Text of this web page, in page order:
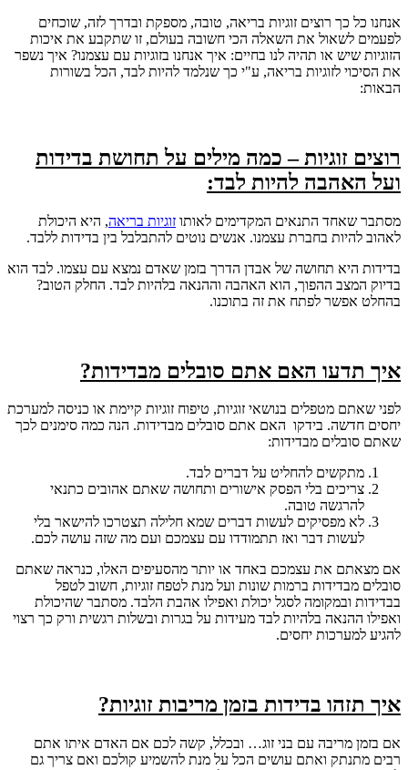
אנחנו כל כך רוצים זוגיות בריאה, טובה, מספקת ובדרך לזה, שוכחים
לפעמים לשאול את השאלה הכי חשובה בעולם, זו שתקבע את איכות
הזוגיות שיש או תהיה לנו בחיים: איך אנחנו בזוגיות עם עצמנו? איך נשפר
את הסיכוי לזוגיות בריאה, ע"י כך שנלמד להיות לבד, הכל בשורות
הבאות:
רוצים זוגיות – כמה מילים על תחושת בדידות
ועל האהבה להיות לבד:
מסתבר שאחד התנאים המקדימים לאותו זוגיות בריאה, היא היכולת
לאהוב להיות בחברת עצמנו. אנשים נוטים להתבלבל בין בדידות ללבד.
בדידות היא תחושה של אבדן הדרך בזמן שאדם נמצא עם עצמו. לבד הוא
בדיוק המצב ההפוך, הוא האהבה וההנאה בלהיות לבד. החלק הטוב?
בהחלט אפשר לפתח את זה בתוכנו.
איך תדעו האם אתם סובלים מבדידות?
לפני שאתם מטפלים בנושאי זוגיות, טיפוח זוגיות קיימת או כניסה למערכת
יחסים חדשה. בידקו האם אתם סובלים מבדידות. הנה כמה סימנים לכך
שאתם סובלים מבדידות:
מתקשים להחליט על דברים לבד.
צריכים בלי הפסק אישורים ותחושה שאתם אהובים כתנאי
להרגשה טובה.
לא מפסיקים לעשות דברים שמא חלילה תצטרכו להישאר בלי
לעשות דבר ואז תתמודדו עם עצמכם ועם מה שזה עושה לכם.
אם מצאתם את עצמכם באחד או יותר מהסעיפים האלו, כנראה שאתם
סובלים מבדידות ברמות שונות ועל מנת לטפח זוגיות, חשוב לטפל
בבדידות ובמקומה לסגל יכולת ואפילו אהבת הלבד. מסתבר שהיכולת
ואפילו ההנאה בלהיות לבד מעידות על בגרות ובשלות רגשית ורק כך רצוי
להגיע למערכות יחסים.
איך תזהו בדידות בזמן מריבות זוגיות?
אם בזמן מריבה עם בני זוג… ובכלל, קשה לכם אם האדם איתו אתם
רבים מתנתק ואתם עושים הכל על מנת להשמיע קולכם ואם צריך גם